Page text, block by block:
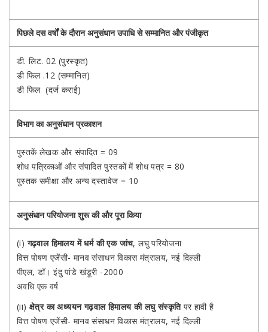
पिछले दस वर्षों के दौरान अनुसंधान उपाधि से सम्मानित और पंजीकृत
डी. लिट. 02 (पुरस्कृत)
डी फिल .12 (सम्मानित)
डी फिल (दर्ज कराई)
विभाग का अनुसंधान प्रकाशन
पुस्तकें लेखक और संपादित = 09
शोध पत्रिकाओं और संपादित पुस्तकों में शोध पत्र = 80
पुस्तक समीक्षा और अन्य दस्तावेज = 10
अनुसंधान परियोजना शुरू की और पूरा किया
(i)गढ़वाल हिमालय में धर्म की एक जांच, लघु परियोजना
वित्त पोषण एजेंसी- मानव संसाधन विकास मंत्रालय, नई दिल्ली
पीएल, डॉ। इंदु पांडे खंडूरी -2000
अवधि एक वर्ष
(ii) क्षेत्र का अध्ययन गढ़वाल हिमालय की लघु संस्कृतिपर हावी है
वित्त पोषण एजेंसी- मानव संसाधन विकास मंत्रालय, नई दिल्ली